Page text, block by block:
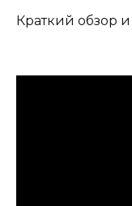
Краткий обзор